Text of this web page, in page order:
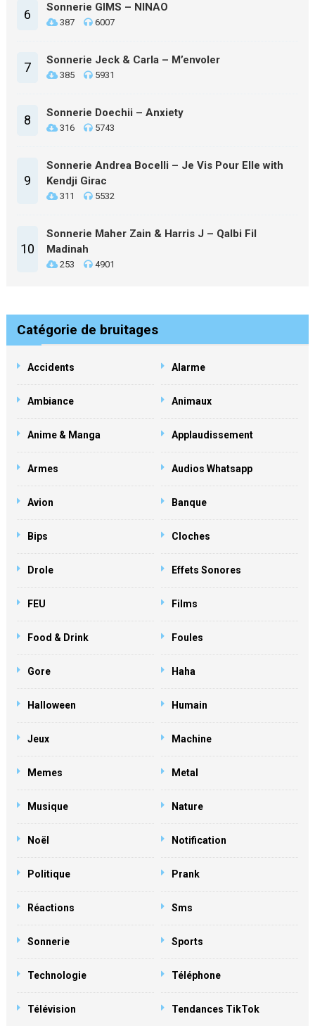
6 Sonnerie GIMS – NINAO
387 6007
7 Sonnerie Jeck & Carla – M’envoler
385 5931
8 Sonnerie Doechii – Anxiety
316 5743
9
Sonnerie Andrea Bocelli – Je Vis Pour Elle with
Kendji Girac
311 5532
10
Sonnerie Maher Zain & Harris J – Qalbi Fil
Madinah
253 4901
Catégorie de bruitages
Accidents Alarme
Ambiance Animaux
Anime & Manga Applaudissement
Armes Audios Whatsapp
Avion Banque
Bips Cloches
Drole Effets Sonores
FEU Films
Food & Drink Foules
Gore Haha
Halloween Humain
Jeux Machine
Memes Metal
Musique Nature
Noël Notification
Politique Prank
Réactions Sms
Sonnerie Sports
Technologie Téléphone
Télévision Tendances TikTok